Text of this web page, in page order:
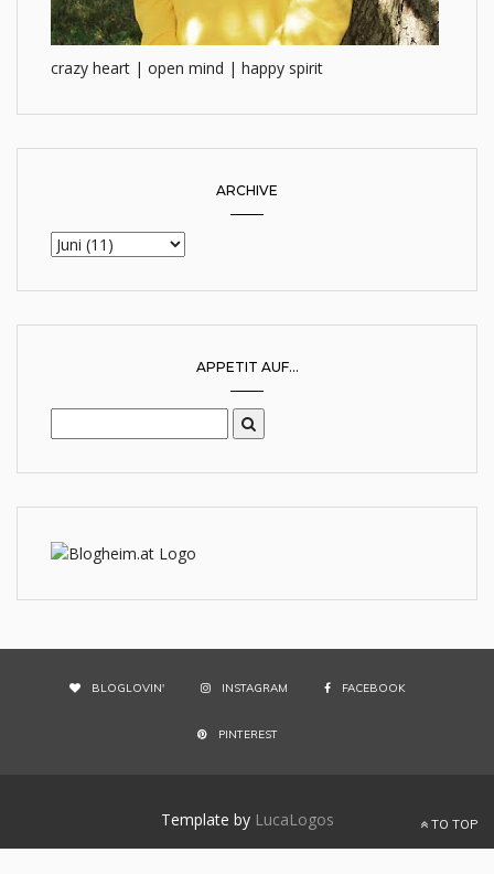
crazy heart | open mind | happy spirit
ARCHIVE
APPETIT AUF...
BLOGLOVIN' INSTAGRAM FACEBOOK
PINTEREST
Template by LucaLogos TO TOP